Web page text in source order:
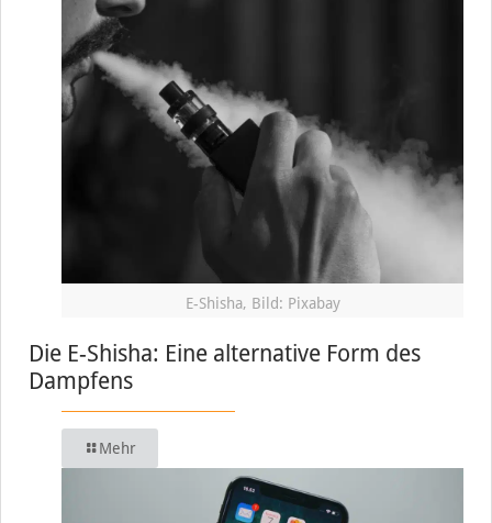
E-Shisha, Bild: Pixabay
Die E-Shisha: Eine alternative Form des
Dampfens
Mehr